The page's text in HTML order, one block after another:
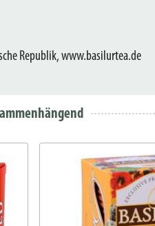
Republik, www.basilurtea.de